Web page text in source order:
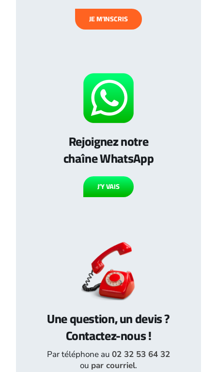
JE M’INSCRIS
Rejoignez notre
chaîne WhatsApp
J’Y VAIS
Une question, un devis ?
Contactez-nous !
Par téléphone au 02 32 53 64 32
ou par courriel.